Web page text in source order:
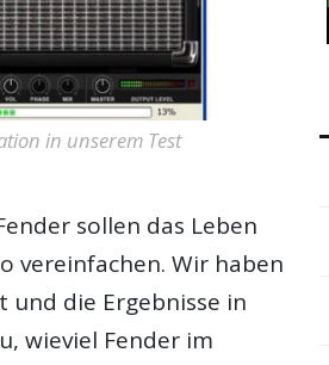
in unserem Test
sollen das Leben
vereinfachen. Wir haben
und die Ergebnisse in
wieviel Fender im